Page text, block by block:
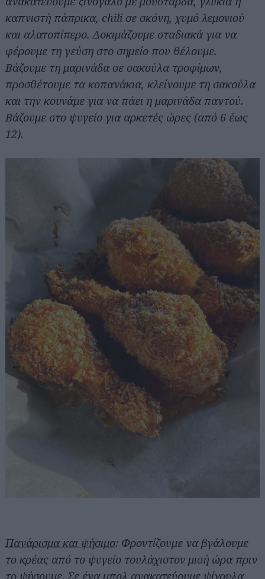
καπνιστή πάπρικα, chili σε σκόνη, χυμό λεμονιού
και αλατοπίπερο. Δοκιμάζουμε σταδιακά για να
φέρουμε τη γεύση στο σημείο που θέλουμε.
Βάζουμε τη μαρινάδα σε σακούλα τροφίμων,
προσθέτουμε τα κοπανάκια, κλείνουμε τη σακούλα
και την κουνάμε για να πάει η μαρινάδα παντού.
Βάζουμε στο ψυγείο για αρκετές ώρες (από 6 έως
12).
Πανάρισμα και ψήσιμο: Φροντίζουμε να βγάλουμε
το κρέας από το ψυγείο τουλάχιστον μισή ώρα πριν